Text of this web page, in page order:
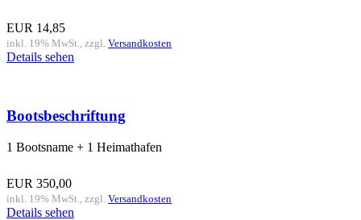
EUR 14,85
inkl. 19% MwSt., zzgl. Versandkosten
Details sehen
Bootsbeschriftung
1 Bootsname + 1 Heimathafen
EUR 350,00
inkl. 19% MwSt., zzgl. Versandkosten
Details sehen